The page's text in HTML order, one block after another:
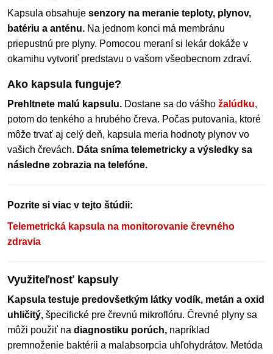
Kapsula obsahuje senzory na meranie teploty, plynov,
batériu a anténu. Na jednom konci má membránu
priepustnú pre plyny. Pomocou meraní si lekár dokáže v
okamihu vytvoriť predstavu o vašom všeobecnom zdraví.
Ako kapsula funguje?
Prehltnete malú kapsulu. Dostane sa do vášho žalúdku,
potom do tenkého a hrubého čreva. Počas putovania, ktoré
môže trvať aj celý deň, kapsula meria hodnoty plynov vo
vašich črevách. Dáta sníma telemetricky a výsledky sa
následne zobrazia na telefóne.
Pozrite si viac v tejto štúdii:
Telemetrická kapsula na monitorovanie črevného
zdravia
Využiteľnosť kapsuly
Kapsula testuje predovšetkým látky vodík, metán a oxid
uhličitý, špecifické pre črevnú mikroflóru. Črevné plyny sa
môži použiť na diagnostiku porúch, napríklad
premnoženie baktérii a malabsorpcia uhľohydrátov. Metóda